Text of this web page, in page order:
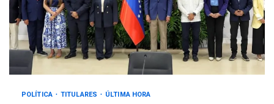
POLÍTICA TITULARES ÚLTIMA HORA